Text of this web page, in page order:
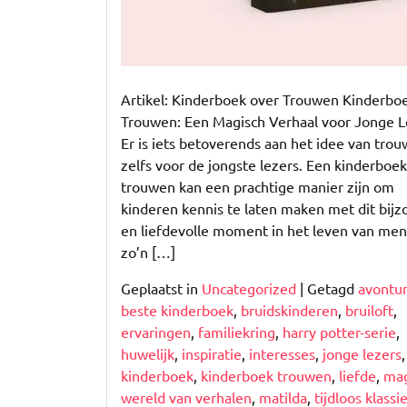
Artikel: Kinderboek over Trouwen
Trouwen: Een Magisch Verhaal voor Jonge
Er is iets betoverends aan het idee van
zelfs voor de jongste lezers. Een
trouwen kan een prachtige manier zijn om
kinderen kennis te laten maken met dit
en liefdevolle moment in het leven van
zo’n […]
Geplaatst in Uncategorized | Getagd
beste kinderboek, bruidskinderen, bruiloft,
ervaringen, familiekring, harry potter-serie,
huwelijk, inspiratie, interesses, jonge lezers,
kinderboek, kinderboek trouwen, liefde,
wereld van verhalen, matilda, tijdloos